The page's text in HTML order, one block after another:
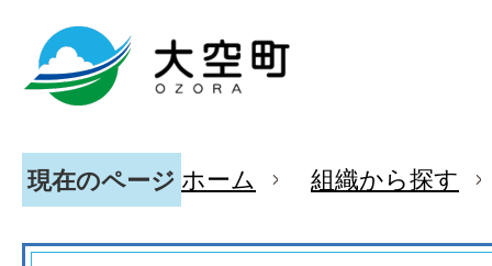
現在のページ ホーム 組織から探す